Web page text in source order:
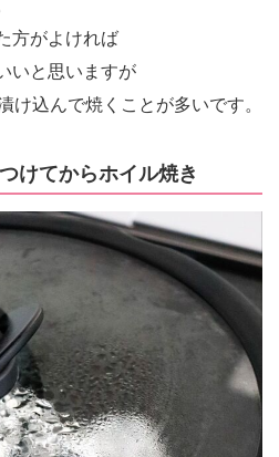
方がよければ
いと思いますが
け込んで焼くことが多いです。
けてからホイル焼き